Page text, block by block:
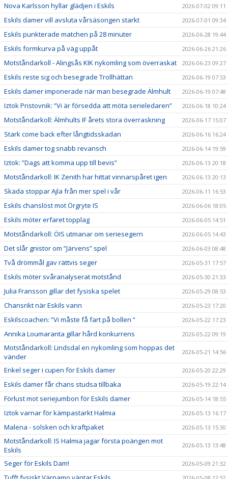
Nova Karlsson hyllar glädjen i Eskils 2026-07-02 09:11
Eskils damer vill avsluta vårsäsongen starkt 2026-07-01 09:34
Eskils punkterade matchen på 28 minuter 2026-06-28 19:44
Eskils formkurva på väg uppåt 2026-06-26 21:26
Motståndarkoll - Alingsås KIK nykomling som överraskat 2026-06-23 09:27
Eskils reste sig och besegrade Trollhättan 2026-06-19 07:53
Eskils damer imponerade när man besegrade Älmhult 2026-06-19 07:48
Iztok Pristovnik: ”Vi är försedda att möta serieledaren” 2026-06-18 10:24
Motståndarkoll: Älmhults IF årets stora överraskning 2026-06-17 15:07
Stark come back efter långtidsskadan 2026-06-16 16:24
Eskils damer tog snabb revansch 2026-06-14 19:59
Iztok: ”Dags att komma upp till bevis” 2026-06-13 20:18
Motståndarkoll: IK Zenith har hittat vinnarspåret igen 2026-06-13 20:13
Skada stoppar Ajla från mer spel i vår 2026-06-11 16:53
Eskils chanslöst mot Örgryte IS 2026-06-06 18:05
Eskils möter erfaret topplag 2026-06-05 14:51
Motståndarkoll: ÖIS utmanar om seriesegern 2026-06-05 14:43
Det slår gnistor om ”Järvens” spel 2026-06-03 08:48
Två drömmål gav rättvis seger 2026-05-31 17:57
Eskils möter svåranalyserat motstånd 2026-05-30 21:33
Julia Fransson gillar det fysiska spelet 2026-05-29 08:53
Chansrikt när Eskils vann 2026-05-23 17:20
Eskilscoachen: ”Vi måste få fart på bollen ” 2026-05-22 17:23
Annika Loumaranta gillar hård konkurrens 2026-05-22 09:19
Motståndarkoll: Lindsdal en nykomling som hoppas det
vänder
2026-05-21 14:56
Enkel seger i cupen för Eskils damer 2026-05-20 22:29
Eskils damer får chans studsa tillbaka 2026-05-19 22:14
Förlust mot seriejumbon för Eskils damer 2026-05-14 18:55
Iztok varnar för kämpastarkt Halmia 2026-05-13 16:17
Malena - solsken och kraftpaket 2026-05-13 15:30
Motståndarkoll: IS Halmia jagar första poängen mot
Eskils
2026-05-13 13:48
Seger för Eskils Dam! 2026-05-09 21:32